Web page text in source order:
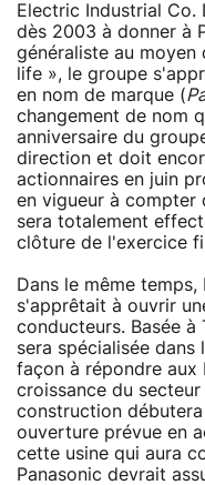
Electric Industrial Co.
dès 2003 à donner à
généraliste au moyen
life », le groupe
en nom de marque (
changement de nom
anniversaire du
direction et doit
actionnaires en juin
en vigueur à compter
sera totalement
clôture de l'exercice
Dans le même
s'apprêtait à ouvrir
conducteurs. Basée à
sera spécialisée
façon à répondre aux
croissance du
construction
ouverture prévue en
cette usine qui aura
Panasonic devrait